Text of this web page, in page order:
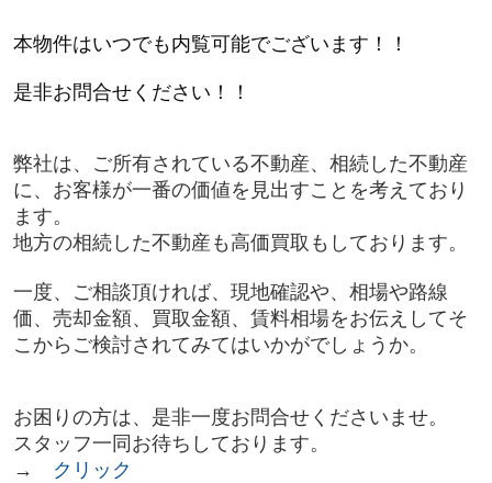
本物件はいつでも内覧可能でございます！！
是非お問合せください！！
弊社は、ご所有されている不動産、相続した不動産
に、お客様が一番の価値を見出すことを考えており
ます。
地方の相続した不動産も高価買取もしております。
一度、ご相談頂ければ、現地確認や、相場や路線
価、売却金額、買取金額、賃料相場をお伝えしてそ
こからご検討されてみてはいかがでしょうか。
お困りの方は、是非一度お問合せくださいませ。
スタッフ一同お待ちしております。
→
クリック